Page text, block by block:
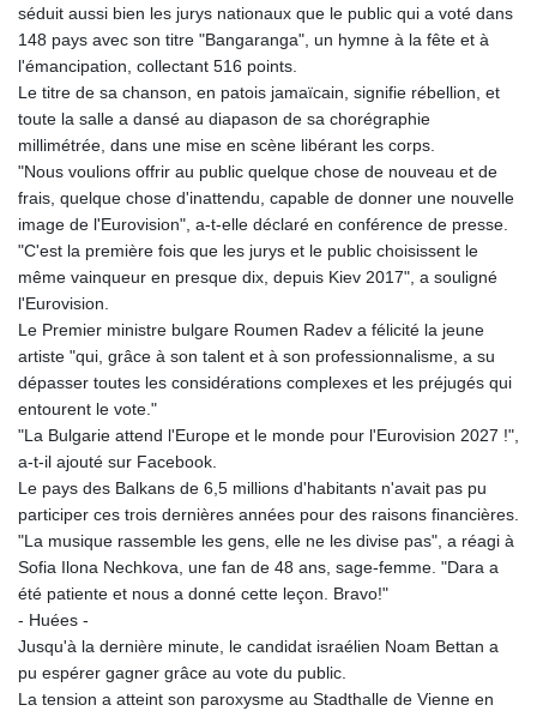
séduit aussi bien les jurys nationaux que le public qui a voté dans
148 pays avec son titre "Bangaranga", un hymne à la fête et à
l'émancipation, collectant 516 points.
Le titre de sa chanson, en patois jamaïcain, signifie rébellion, et
toute la salle a dansé au diapason de sa chorégraphie
millimétrée, dans une mise en scène libérant les corps.
"Nous voulions offrir au public quelque chose de nouveau et de
frais, quelque chose d'inattendu, capable de donner une nouvelle
image de l'Eurovision", a-t-elle déclaré en conférence de presse.
"C'est la première fois que les jurys et le public choisissent le
même vainqueur en presque dix, depuis Kiev 2017", a souligné
l'Eurovision.
Le Premier ministre bulgare Roumen Radev a félicité la jeune
artiste "qui, grâce à son talent et à son professionnalisme, a su
dépasser toutes les considérations complexes et les préjugés qui
entourent le vote."
"La Bulgarie attend l'Europe et le monde pour l'Eurovision 2027 !",
a-t-il ajouté sur Facebook.
Le pays des Balkans de 6,5 millions d'habitants n'avait pas pu
participer ces trois dernières années pour des raisons financières.
"La musique rassemble les gens, elle ne les divise pas", a réagi à
Sofia Ilona Nechkova, une fan de 48 ans, sage-femme. "Dara a
été patiente et nous a donné cette leçon. Bravo!"
- Huées -
Jusqu'à la dernière minute, le candidat israélien Noam Bettan a
pu espérer gagner grâce au vote du public.
La tension a atteint son paroxysme au Stadthalle de Vienne en